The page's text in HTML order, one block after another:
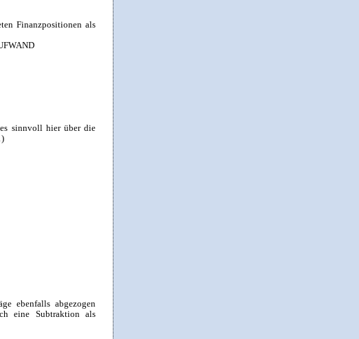
Finanzpositionen als
sinnvoll hier über die
ebenfalls abgezogen
eine Subtraktion als